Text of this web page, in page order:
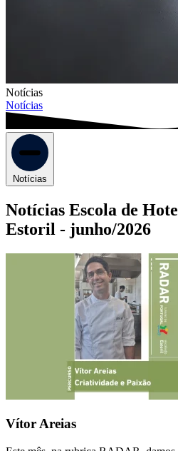
Notícias
Notícias
Notícias
Notícias Escola de
Estoril - junho/2026
Vítor Areias